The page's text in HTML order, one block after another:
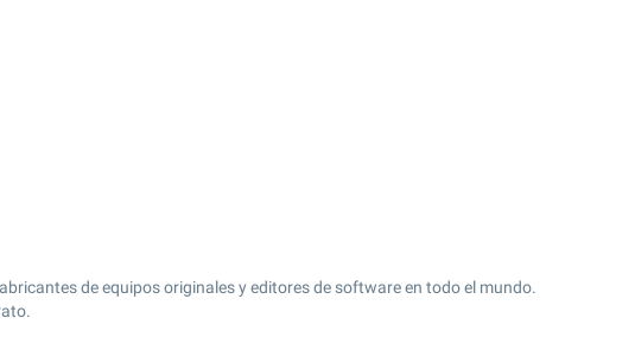
de equipos originales y editores de software en todo el mundo.